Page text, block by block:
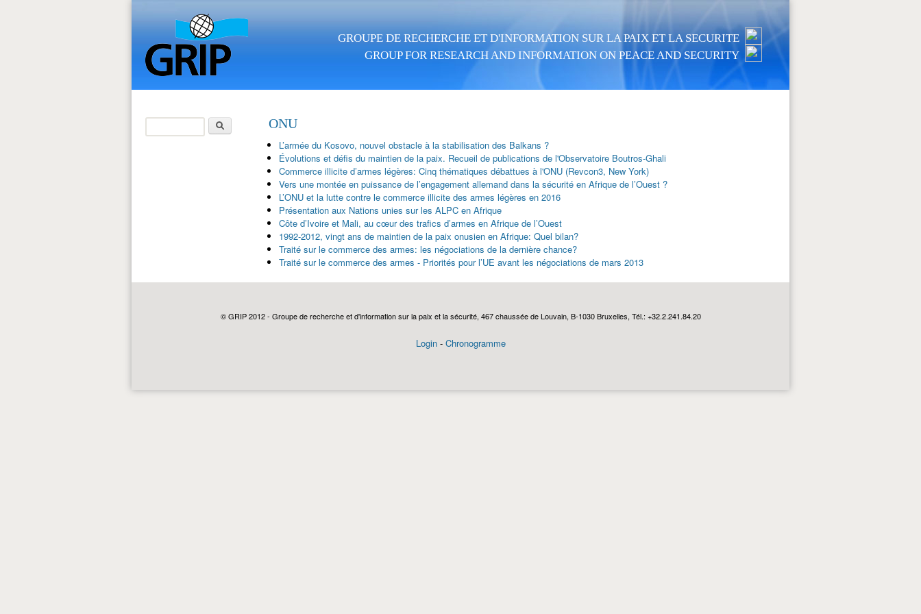
GROUPE DE RECHERCHE ET D'INFORMATION SUR LA PAIX ET LA SECURITE
GROUP FOR RESEARCH AND INFORMATION ON PEACE AND SECURITY
ONU
L’armée du Kosovo, nouvel obstacle à la stabilisation des Balkans ?
Évolutions et défis du maintien de la paix. Recueil de publications de l'Observatoire Boutros-Ghali
Commerce illicite d’armes légères: Cinq thématiques débattues à l'ONU (Revcon3, New York)
Vers une montée en puissance de l’engagement allemand dans la sécurité en Afrique de l’Ouest ?
L’ONU et la lutte contre le commerce illicite des armes légères en 2016
Présentation aux Nations unies sur les ALPC en Afrique
Côte d’Ivoire et Mali, au cœur des trafics d’armes en Afrique de l’Ouest
1992-2012, vingt ans de maintien de la paix onusien en Afrique: Quel bilan?
Traité sur le commerce des armes: les négociations de la dernière chance?
Traité sur le commerce des armes - Priorités pour l’UE avant les négociations de mars 2013
Search form
© GRIP 2012 - Groupe de recherche et d'information sur la paix et la sécurité, 467 chaussée de Louvain, B-1030 Bruxelles, Tél.: +32.2.241.84.20
Login- Chronogramme